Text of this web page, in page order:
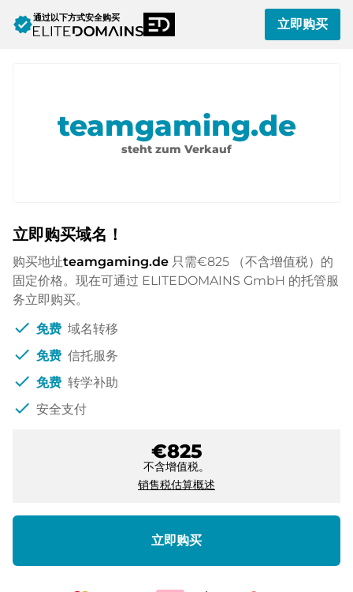
verified通过以下方式安全购买 立即购买
teamgaming.de
steht zum Verkauf
立即购买域名！
购买地址teamgaming.de 只需€825
（不含增值税）的
固定价格。现在可通过 ELITEDOMAINS GmbH 的托管服
务立即购买。
check 免费 域名转移
check 免费 信托服务
check 免费 转学补助
check 安全支付
€825
不含增值税。
销售税估算概述
立即购买